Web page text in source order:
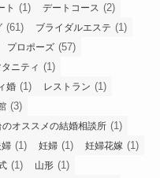
ト (1) デートコース (2)
(61) ブライダルエステ (1)
プロポーズ (57)
タニティ (1)
婚 (1) レストラン (1)
(3)
のオススメの結婚相談所 (1)
婦 (1) 妊婦 (1) 妊婦花嫁 (1)
(1) 山形 (1)